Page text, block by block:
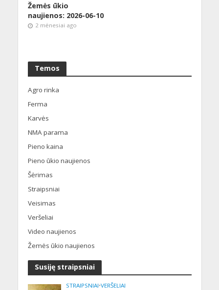
Žemės ūkio
naujienos: 2026-06-10
2 mėnesiai ago
Temos
Agro rinka
Ferma
Karvės
NMA parama
Pieno kaina
Pieno ūkio naujienos
Šėrimas
Straipsniai
Veisimas
Veršeliai
Video naujienos
Žemės ūkio naujienos
Susiję straipsniai
STRAIPSNIAI•VERŠELIAI